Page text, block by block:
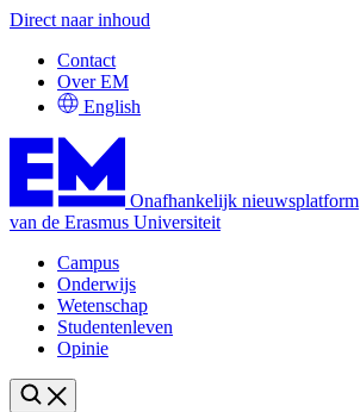
Direct naar inhoud
Contact
Over EM
English
Onafhankelijk nieuwsplatform
van de Erasmus Universiteit
Campus
Onderwijs
Wetenschap
Studentenleven
Opinie